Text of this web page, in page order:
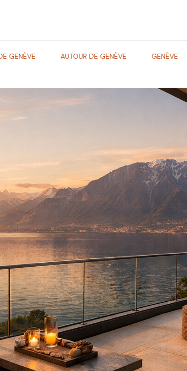
GENÈVE AUTOUR DE GENÈVE GENÈVE